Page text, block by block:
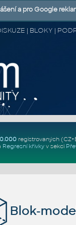
| BLOKY |
registrovaných
Regresní křivkyv sekci
Blok-
a pro Google